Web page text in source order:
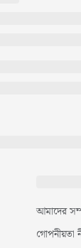
আমাদের
গোপনীয়তা